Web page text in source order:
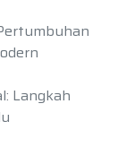
Langkah